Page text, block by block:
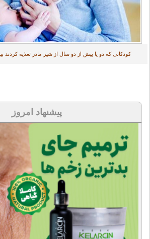
کودکانی که دو یا بیش از دو سال از شیر مادر تغذیه کردند
پیشنهاد امروز